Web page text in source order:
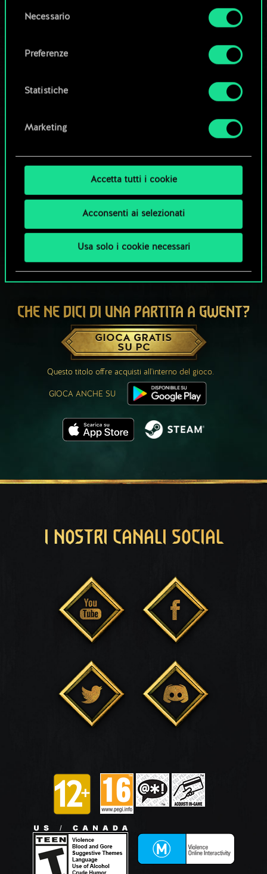
Tutti i dettagli su come utilizziamo i cookie e su
disponibili nel menu "Impostazioni" qui sotto.
delNecessario
Preferenze
Statistiche
Marketing
Accetta tutti i cookie
Acconsenti ai selezionati
Usa solo i cookie necessari
CHE NE DICI DI UNA PARTITA A GWENT?
GIOCA GRATIS
SU PC
Questo titolo offre acquisti all'interno del gioco.
GIOCA ANCHE SU
I NOSTRI CANALI SOCIAL